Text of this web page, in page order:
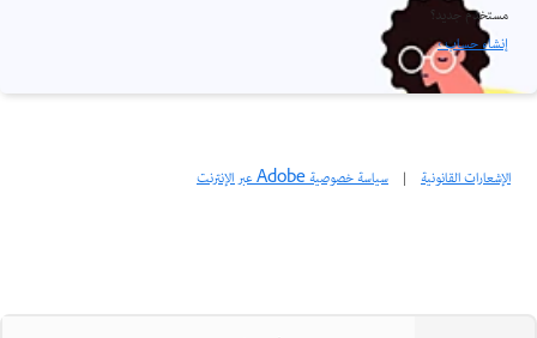
مستخدم جديد؟
إنشاء حساب ›
الإشعارات القانونية | سياسة خصوصية Adobe عبر الإنترنت